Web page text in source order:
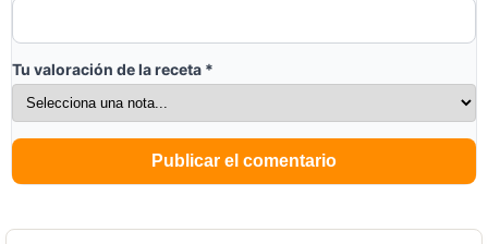
Tu valoración de la receta *